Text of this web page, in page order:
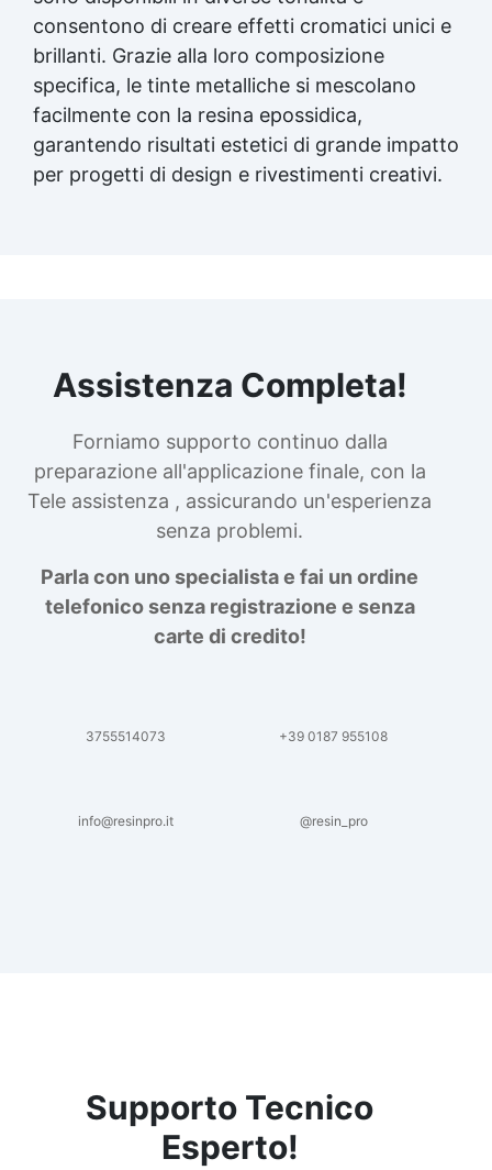
consentono di creare effetti cromatici unici e
brillanti. Grazie alla loro composizione
specifica, le tinte metalliche si mescolano
facilmente con la resina epossidica,
garantendo risultati estetici di grande impatto
per progetti di design e rivestimenti creativi.
Assistenza Completa!
Forniamo supporto continuo dalla
preparazione all'applicazione finale, con la
Tele assistenza , assicurando un'esperienza
senza problemi.
Parla con uno specialista e fai un ordine
telefonico senza registrazione e senza
carte di credito!
3755514073 +39 0187 955108
info@resinpro.it @resin_pro
Supporto Tecnico
Esperto!